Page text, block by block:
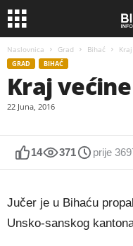
Naslovnica Grad Bihać
GRAD BIHAĆ
Kraj
22 Juna, 2016
14 371 prije
Jučer je u Bihaću
Unsko-sanskog